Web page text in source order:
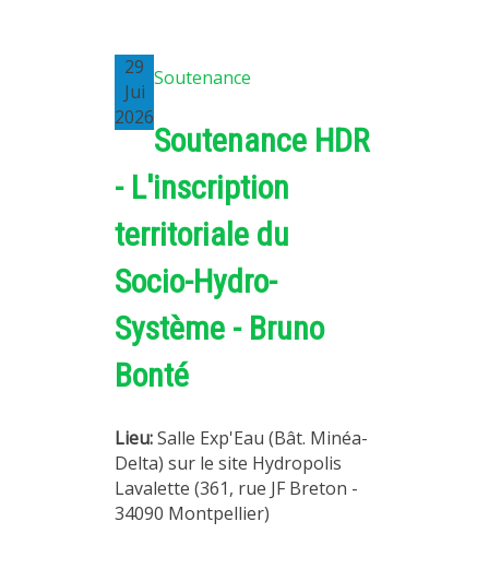
29
Jui
2026
Soutenance
Soutenance HDR
- L'inscription
territoriale du
Socio-Hydro-
Système - Bruno
Bonté
Lieu:Salle Exp'Eau (Bât. Minéa-
Delta) sur le site Hydropolis
Lavalette (361, rue JF Breton -
34090 Montpellier)